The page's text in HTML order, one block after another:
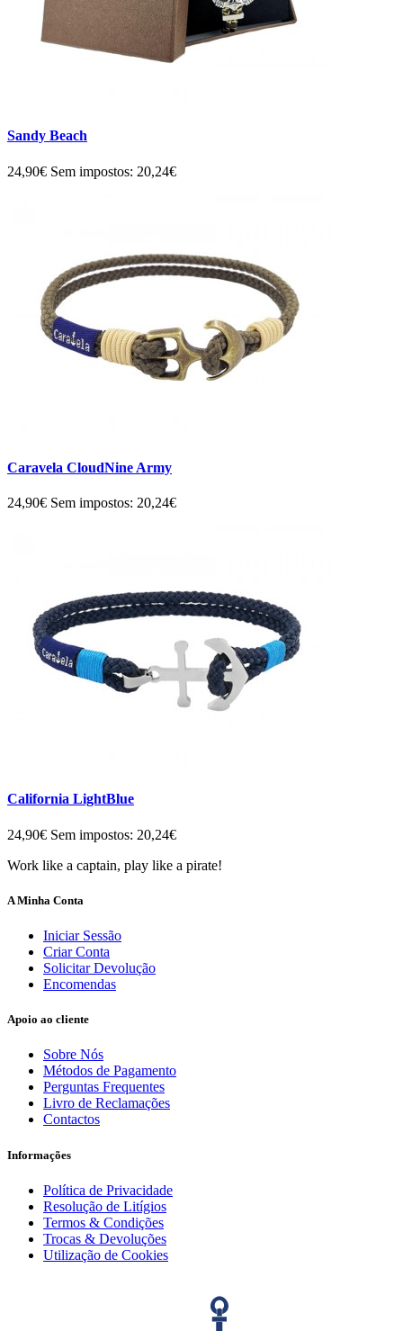
Sandy Beach
24,90€ Sem impostos: 20,24€
Caravela CloudNine Army
24,90€ Sem impostos: 20,24€
California LightBlue
24,90€ Sem impostos: 20,24€
Work like a captain, play like a pirate!
A Minha Conta
Iniciar Sessão
Criar Conta
Solicitar Devolução
Encomendas
Apoio ao cliente
Sobre Nós
Métodos de Pagamento
Perguntas Frequentes
Livro de Reclamações
Contactos
Informações
Política de Privacidade
Resolução de Litígios
Termos & Condições
Trocas & Devoluções
Utilização de Cookies